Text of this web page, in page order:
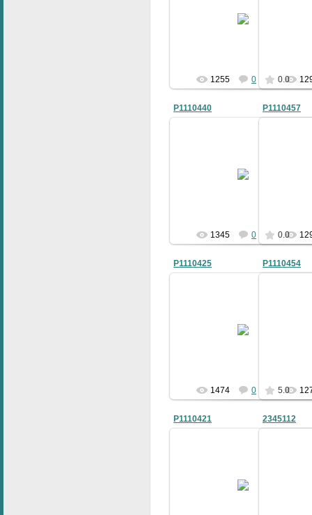
1255 0 0.0
P1110440
1345 0 0.0
P1110457
P1110425
1474 0 5.0
P1110454
P1110421 2345112